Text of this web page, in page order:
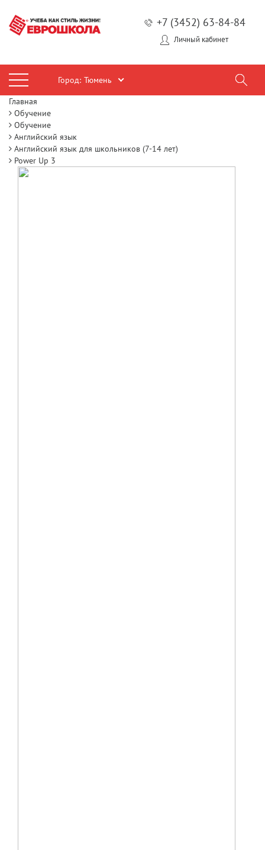
+7 (3452) 63-84-84
Личный кабинет
Город: Тюмень
Главная
Обучение
Обучение
Английский язык
Английский язык для школьников (7-14 лет)
Power Up 3